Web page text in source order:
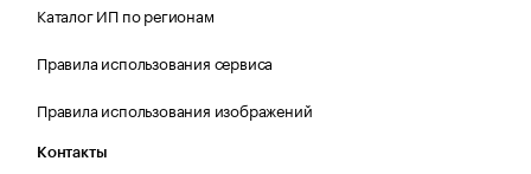
Каталог ИП по регионам
Правила использования сервиса
Правила использования изображений
Контакты